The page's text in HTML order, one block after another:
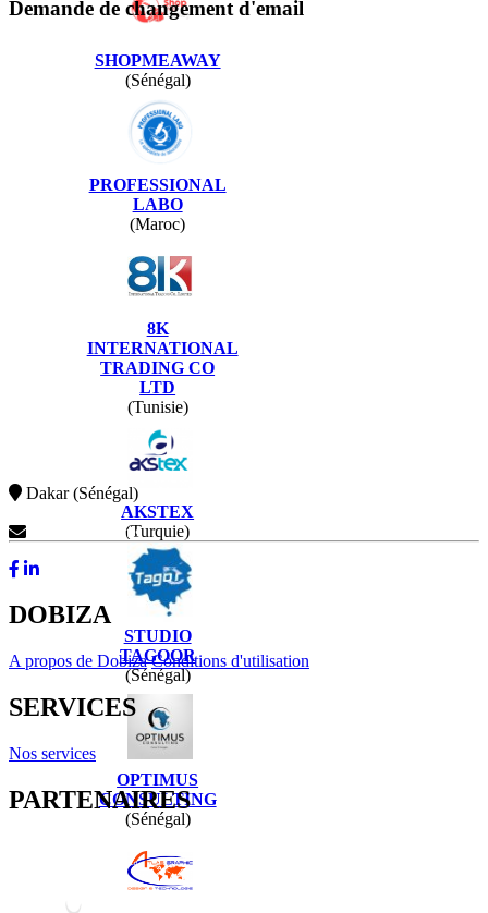
SHOPMEAWAY
(Sénégal)
PROFESSIONAL
LABO
(Maroc)
8K
INTERNATIONAL
TRADING CO
LTD
(Tunisie)
AKSTEX
(Turquie)
STUDIO
TAGOOR
(Sénégal)
OPTIMUS
CONSULTING
(Sénégal)
Demande de changement d'email
Dakar (Sénégal)
Contactez-Nous
DOBIZA
A propos de Dobiza Conditions d'utilisation
SERVICES
Nos services
PARTENAIRES